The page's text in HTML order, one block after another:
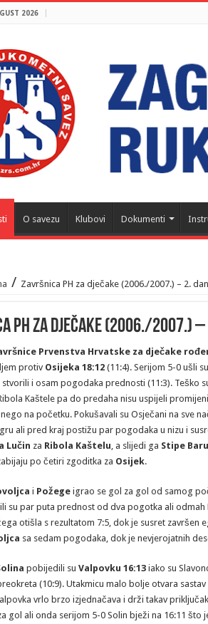
2026
O savezu Klubovi Dokumenti
/ Završnica PH za dječake (2006./2007.) – 2. dan
PH za dječake (2006./2007.) –
Prvenstva Hrvatske za dječake
protiv Osijeka 18:12 (11:4). Serijom 5-0 ušli
i osam pogodaka prednosti (11:3). Teško
Kaštele pa do predaha nisu uspijeli
na početku. Pokušavali su Osječani na sve
ali pred kraj postižu par pogodaka u nizu i
Lučin za Ribola Kaštelu , a slijedi ga Stipe
po četiri zgoditka za Osijek.
i Požege igrao se gol za gol od samog
su par puta prednost od dva pogotka ali
otišla s rezultatom 7:5, dok je susret završen
sa sedam pogodaka, dok je nevjerojatnih
pobijedili su Valpovku 16:13 iako su
(10:9). Utakmicu malo bolje otvara
vrlo brzo izjednačava i drži takav
gol ali onda serijom 5-0 Solin bježi na 16:11 što